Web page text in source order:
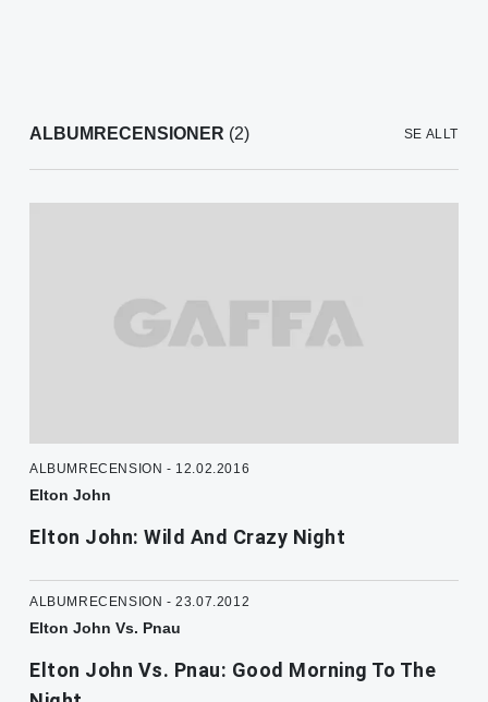
ALBUMRECENSIONER (2) SE ALLT
ALBUMRECENSION - 12.02.2016
Elton John
Elton John: Wild And Crazy Night
ALBUMRECENSION - 23.07.2012
Elton John Vs. Pnau
Elton John Vs. Pnau: Good Morning To The